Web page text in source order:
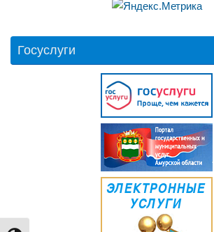
Госуслуги